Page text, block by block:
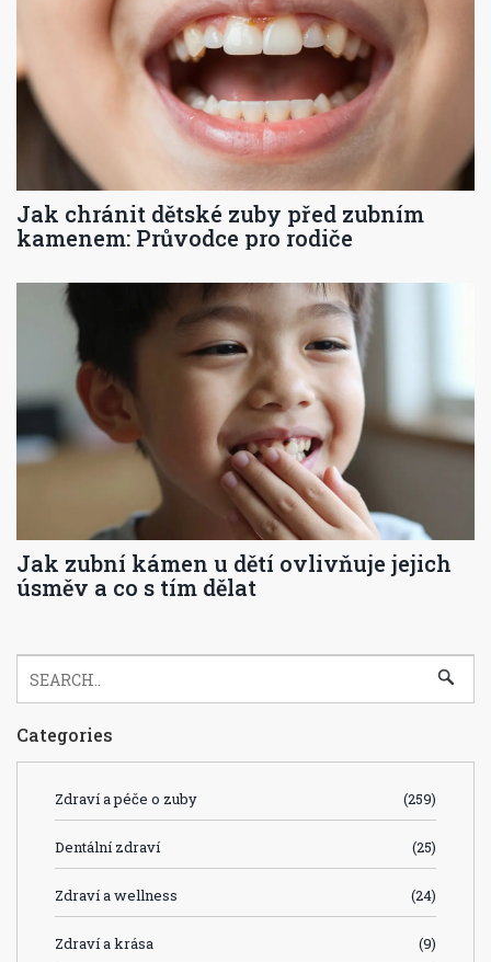
Jak chránit dětské zuby před zubním
kamenem: Průvodce pro rodiče
Jak zubní kámen u dětí ovlivňuje jejich
úsměv a co s tím dělat
Categories
Zdraví a péče o zuby (259)
Dentální zdraví (25)
Zdraví a wellness (24)
Zdraví a krása (9)